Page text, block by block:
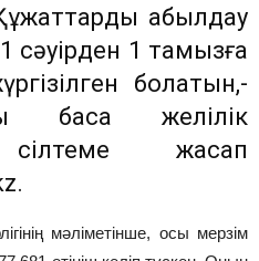
қабылдау
сәуірден 1 тамызға
болатын,-
басқа желілік
сілтеме жасап
мәліметінше, осы мерзім